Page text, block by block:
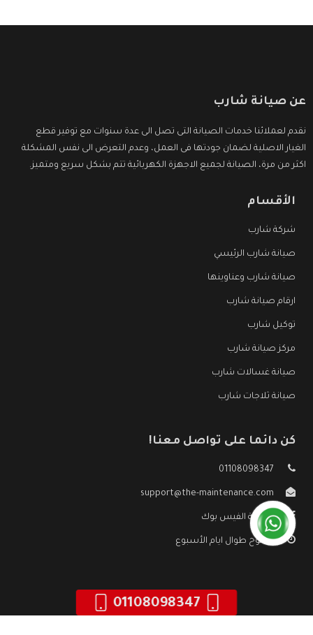
عن صيانة شارب
نقدم لعملائنا خدمات الصيانة التى تصل الى عدة سنوات مع توفير قطع
الغيار الاصلية لضمان جودتها فى العمل، وعدم التعرض الى نفس المشكلة
اكثر من مرة، الصيانة لجميع الاجهزة الكهربائية تتم بشكل سريع ومتميز.
الأقسام
شركة شارب
صيانة شارب الرئيسي
صيانة شارب وعناوينها
ارقام صيانة شارب
توكيل شارب
مركز صيانة شارب
صيانة غسالات شارب
صيانة ثلاجات شارب
كن دائما على تواصل معنا!
01108098347
support@the-maintenance.com
صفحة الفيس بوك
مفتوح طوال ايام الأسبوع
01108098347